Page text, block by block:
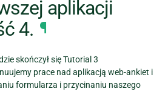
aplikacji
4. ¶
skończył się Tutorial 3
prace nad aplikacją web-ankiet i
formularza i przycinaniu naszego